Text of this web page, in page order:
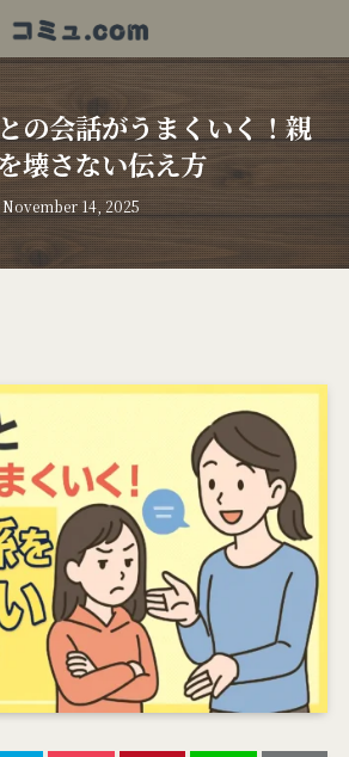
の会話がうまくいく！親
壊さない伝え方
November 14, 2025